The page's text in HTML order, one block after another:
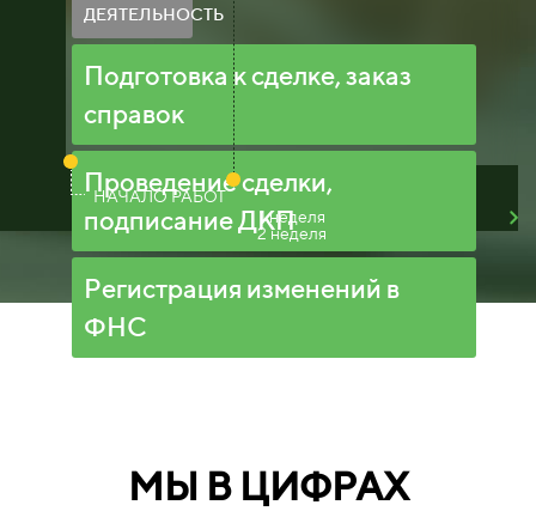
ДЕЯТЕЛЬНОСТЬ
Подготовка к сделке, заказ
справок
Проведение сделки,
подписание ДКП
Регистрация изменений в
ФНС
НАЧАЛО РАБОТ
1 неделя
2 неделя
МЫ В ЦИФРАХ